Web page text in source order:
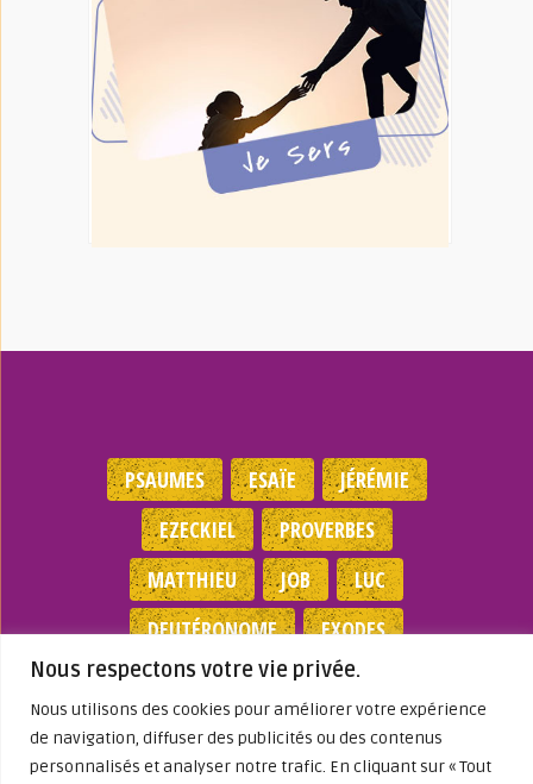
Nous respectons votre vie privée.
Nous utilisons des cookies pour améliorer votre expérience
de navigation, diffuser des publicités ou des contenus
personnalisés et analyser notre trafic. En cliquant sur « Tout
PSAUMES ESAÏE
JÉRÉMIE
EZECKIEL
PROVERBES
MATTHIEU
JOB
LUC
DEUTÉRONOME
EXODES
NOMBRES
JEAN 1 SAMUEL
Mentions légales|Politique de
confidentialité|Partenaires|Dieu A Agi